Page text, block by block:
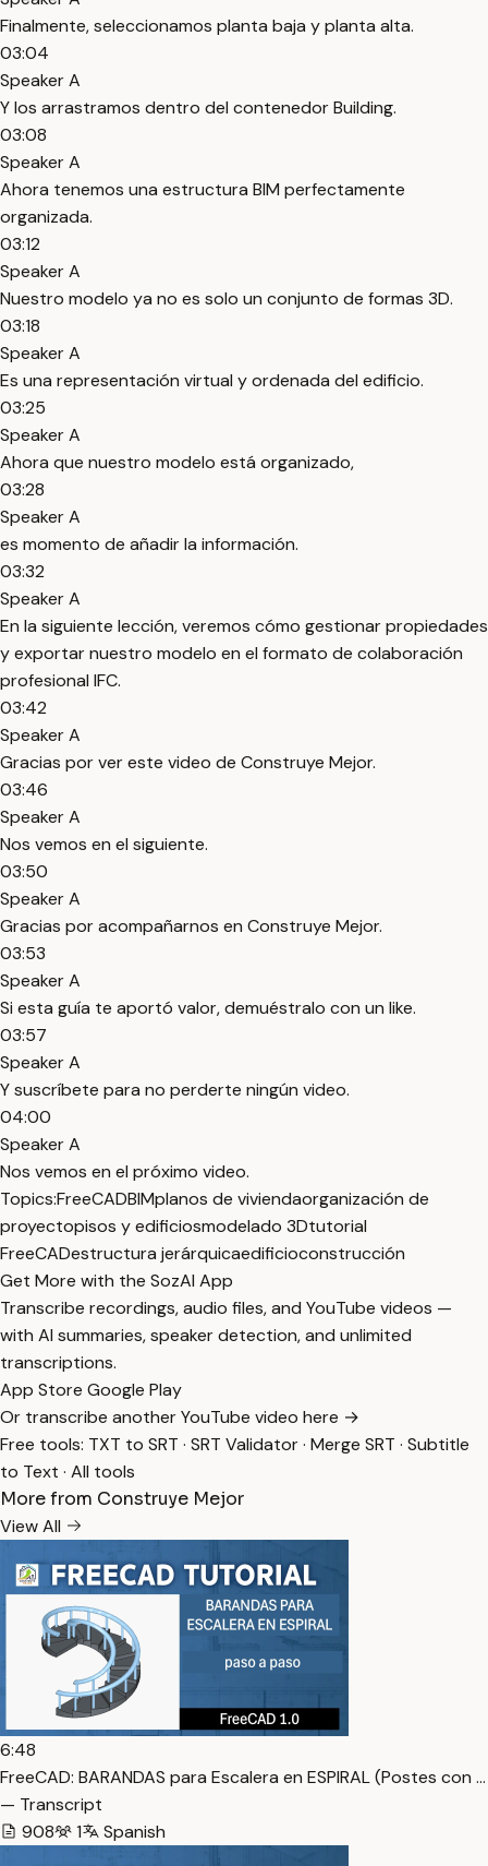
Finalmente, seleccionamos planta baja y planta alta.
03:04
Speaker A
Y los arrastramos dentro del contenedor Building.
03:08
Speaker A
Ahora tenemos una estructura BIM perfectamente
organizada.
03:12
Speaker A
Nuestro modelo ya no es solo un conjunto de formas 3D.
03:18
Speaker A
Es una representación virtual y ordenada del edificio.
03:25
Speaker A
Ahora que nuestro modelo está organizado,
03:28
Speaker A
es momento de añadir la información.
03:32
Speaker A
En la siguiente lección, veremos cómo gestionar propiedades
y exportar nuestro modelo en el formato de colaboración
profesional IFC.
03:42
Speaker A
Gracias por ver este video de Construye Mejor.
03:46
Speaker A
Nos vemos en el siguiente.
03:50
Speaker A
Gracias por acompañarnos en Construye Mejor.
03:53
Speaker A
Si esta guía te aportó valor, demuéstralo con un like.
03:57
Speaker A
Y suscríbete para no perderte ningún video.
04:00
Speaker A
Nos vemos en el próximo video.
Topics:FreeCADBIMplanos de viviendaorganización de
proyectopisos y edificiosmodelado 3Dtutorial
FreeCADestructura jerárquicaedificioconstrucción
Get More with the SozAI App
Transcribe recordings, audio files, and YouTube videos —
with AI summaries, speaker detection, and unlimited
transcriptions.
App Store Google Play
Or transcribe another YouTube video here →
Free tools: TXT to SRT · SRT Validator· Merge SRT · Subtitle
to Text · All tools
More from Construye Mejor
View All
6:48
FreeCAD: BARANDAS para Escalera en ESPIRAL (Postes con …
— Transcript
908
1 Spanish